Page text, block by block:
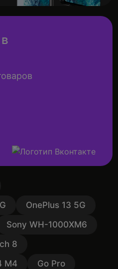
OnePlus 13 5G
Sony WH-1000XM6
8
M4
Go Pro